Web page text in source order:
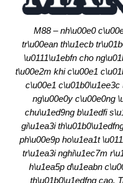
M88 – nh\u00e0
tr\u00ean th\u1ecb
\u0111\u1ebfn cho
t\u00e2m khi c\u00e1
c\u00e1 c\u01b0\u1ee3c
ng\u00e0y c\u00e0ng
chu\u1ed9ng b\u1edfi
gi\u1ea3i
ph\u00e9p ho\u1ea1t
tr\u1ea3i nghi\u1ec7m
h\u1ea5p d\u1eabn
th\u01b0\u1edfng cao.